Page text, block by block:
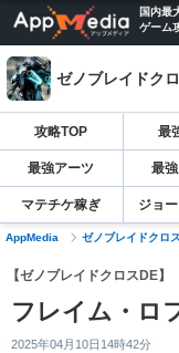
国内最
ゲーム
ゼノブレイドク
攻略TOP 最
最強アーツ 最
マテチケ稼ぎ ジョ
AppMedia ゼノブレイドクロ
【ゼノブレイドクロスDE】
フレイム・ロ
2025年04月10日14時42分